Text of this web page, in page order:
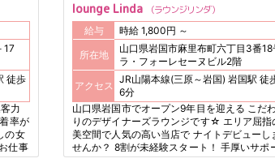
17
力
率が
の女
仕事
lounge Linda ラウンジリンダ
給与 時給 1,800円 ～
所在地
山口県岩国市麻里布町六丁目3番18
ラ・フォーレセーヌビル2階
アクセス
JR山陽本線(三原～岩国) 岩国駅 徒歩
6分
山口県岩国市でオープン9年目を迎える こだ
りのデザイナーズラウンジです☆ エリア屈指
美空間で人気の高い当店で ナイトデビューし
せんか？ 8割が未経験スタート！ 手厚いサポ
トでアナタの新しい生活を応援します！